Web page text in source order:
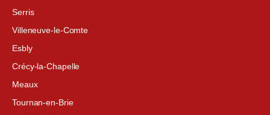
Serris
Villeneuve-le-Comte
Esbly
Crécy-la-Chapelle
Meaux
Tournan-en-Brie